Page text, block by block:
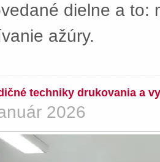
dielne a to:
ažúry.
techniky drukovania a
2026